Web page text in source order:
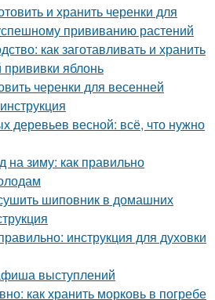
и хранить черенки для
прививанию растений
как заготавливать и хранить
яблонь
черенки для весенней
деревьев весной: всё, что нужно
на зиму: как правильно
шиповник в домашних
инструкция для духовки
выступлений
как хранить морковь в погребе